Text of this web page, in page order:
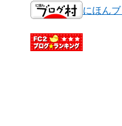
にほん